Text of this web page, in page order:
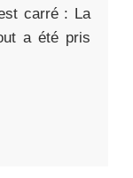
carré : La
a été pris